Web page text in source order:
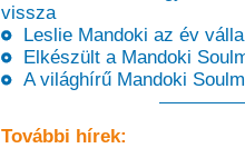
vissza
Leslie Mandoki az év
Elkészült a Mandoki
A világhírű Mandoki
További hírek: